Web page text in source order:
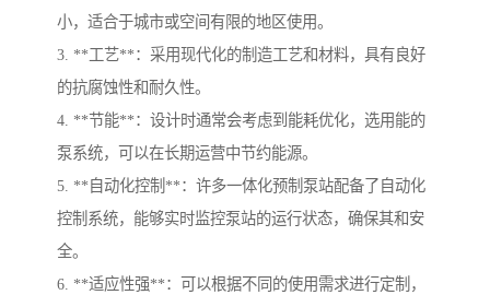
小，适合于城市或空间有限的地区使用。
3. **工艺**：采用现代化的制造工艺和材料，具有良好
的抗腐蚀性和耐久性。
4. **节能**：设计时通常会考虑到能耗优化，选用能的
泵系统，可以在长期运营中节约能源。
5. **自动化控制**：许多一体化预制泵站配备了自动化
控制系统，能够实时监控泵站的运行状态，确保其和安
全。
6. **适应性强**：可以根据不同的使用需求进行定制，